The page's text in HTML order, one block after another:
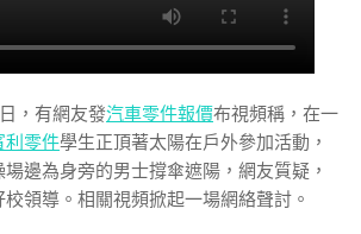
，有網友發汽車零件報價布視頻稱，在一
利零件學生正頂著太陽在戶外參加活動，
邊為身旁的男士撐傘遮陽，網友質疑，
領導。相關視頻掀起一場網絡聲討。